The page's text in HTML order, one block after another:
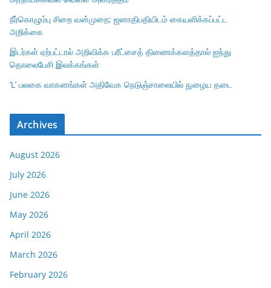
நீர்கொழும்பு சிறை வன்முறை; ஜனாதிபதியிடம் கையளிக்கப்பட்ட
அறிக்கை
இடர்கள் ஏற்பட்டால் அறிவிக்க பரீட்சைத் திணைக்களத்தால் ஐந்து
தொலைபேசி இலக்கங்கள்
‘L’ பலகை வாகனங்கள் அதிவேக நெடுஞ்சாலையில் நுழைய தடை
Archives
August 2026
July 2026
June 2026
May 2026
April 2026
March 2026
February 2026